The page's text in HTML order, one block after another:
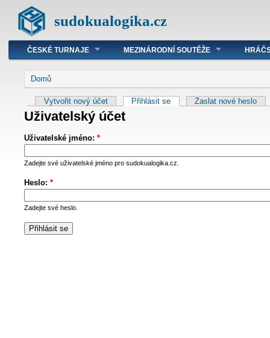
sudokualogika.cz
ČESKÉ TURNAJE MEZINÁRODNÍ SOUTĚŽE
Domů
Vytvořit nový účet Přihlásit se Zaslat nové heslo
Uživatelský účet
Uživatelské jméno: *
Zadejte své uživatelské jméno pro sudokualogika.cz.
Heslo: *
Zadejte své heslo.